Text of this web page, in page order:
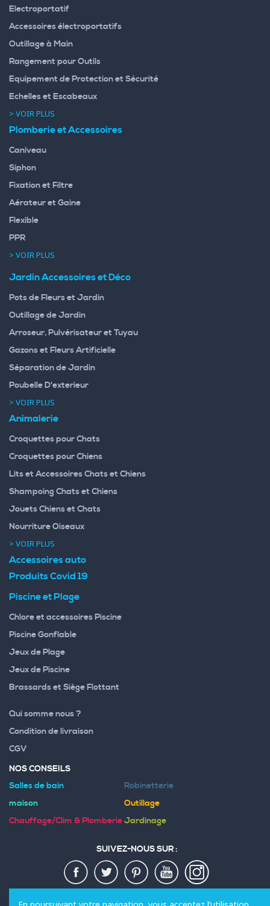
Electroportatif
Accessoires électroportatifs
Outillage à Main
Rangement pour Outils
Equipement de Protection et Sécurité
Echelles et Escabeaux
> VOIR PLUS
Plomberie et Accessoires
Caniveau
Siphon
Fixation et Filtre
Aérateur et Gaine
Flexible
PPR
> VOIR PLUS
Jardin Accessoires et Déco
Pots de Fleurs et Jardin
Outillage de Jardin
Arroseur, Pulvérisateur et Tuyau
Gazons et Fleurs Artificielle
Séparation de Jardin
Poubelle D'exterieur
> VOIR PLUS
Animalerie
Croquettes pour Chats
Croquettes pour Chiens
Lits et Accessoires Chats et Chiens
Shampoing Chats et Chiens
Jouets Chiens et Chats
Nourriture Oiseaux
> VOIR PLUS
Accessoires auto
Produits Covid 19
Piscine et Plage
Chlore et accessoires Piscine
Piscine Gonflable
Jeux de Plage
Jeux de Piscine
Brassards et Siège Flottant
Qui somme nous ?
Condition de livraison
CGV
NOS CONSEILS
Salles de bain
Robinetterie
maison
Outillage
Chauffage/Clim & PlomberieJardinage
SUIVEZ-NOUS SUR :
MODES DE PAIEMENT :